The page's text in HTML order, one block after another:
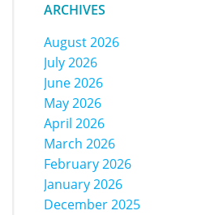
ARCHIVES
August 2026
July 2026
June 2026
May 2026
April 2026
March 2026
February 2026
January 2026
December 2025